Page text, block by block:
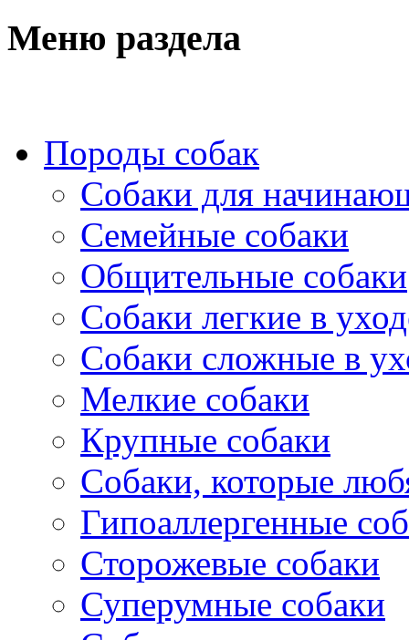
Меню раздела
Породы собак
Собаки для
Семейные собаки
Общительные собаки
Собаки легкие в
Собаки сложные в
Мелкие собаки
Крупные собаки
Собаки, которые
Гипоаллергенные
Сторожевые собаки
Суперумные собаки